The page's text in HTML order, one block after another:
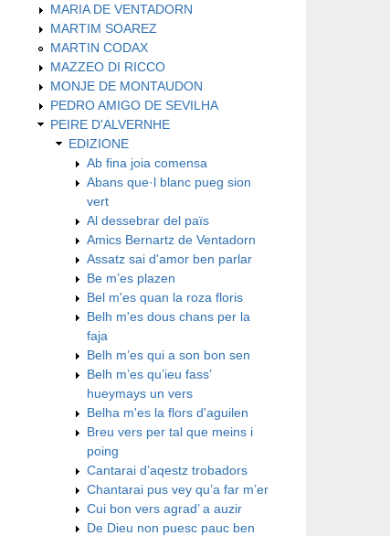
MARIA DE VENTADORN
MARTIM SOAREZ
MARTIN CODAX
MAZZEO DI RICCO
MONJE DE MONTAUDON
PEDRO AMIGO DE SEVILHA
PEIRE D'ALVERNHE
EDIZIONE
Ab fina joia comensa
Abans que·l blanc pueg sion
vert
Al dessebrar del païs
Amics Bernartz de Ventadorn
Assatz sai d'amor ben parlar
Be m’es plazen
Bel m'es quan la roza floris
Belh m'es dous chans per la
faja
Belh m’es qui a son bon sen
Belh m’es qu’ieu fass’
hueymays un vers
Belha m'es la flors d'aguilen
Breu vers per tal que meins i
poing
Cantarai d’aqestz trobadors
Chantarai pus vey qu’a far m’er
Cui bon vers agrad’ a auzir
De Dieu non puesc pauc ben